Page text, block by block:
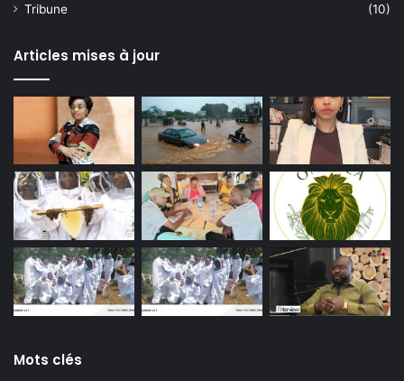
Tribune
(10)
Articles mises à jour
Mots clés